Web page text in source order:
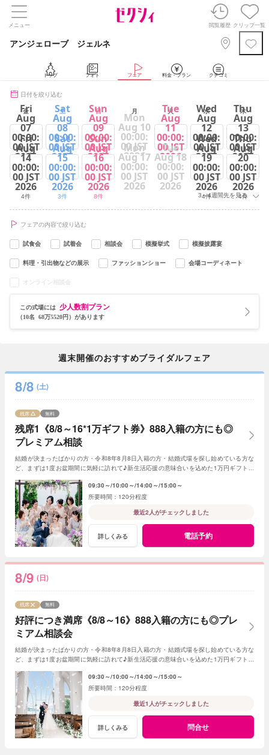
メニュー 閲覧履歴 クリップ一覧
アンジェローブ ジェルネ
トップ フォト フェア 料金・プラン クチコミ
日付を絞り込む
金 土 日 月 火 水 木
Fri
Aug
07
00:00:
00 JST
2026
4件
Sat
Aug
08
00:00:
00 JST
2026
2件
Sun
Aug
09
00:00:
00 JST
2026
2件
Mon
Aug 10
00:00:
00 JST
2026
Tue
Aug
11
00:00:
00 JST
2026
8件
Wed
Aug
12
00:00:
00 JST
2026
5件
Thu
Aug
13
00:00:
00 JST
2026
4件
Fri
Aug
14
00:00:
00 JST
2026
4件
Sat
Aug
15
00:00:
00 JST
2026
3件
Sun
Aug
16
00:00:
00 JST
2026
8件
Mon
Aug 17
00:00:
00 JST
2026
Tue
Aug 18
00:00:
00 JST
2026
Wed
Aug
19
00:00:
00 JST
2026
4件
Thu
Aug
20
00:00:
00 JST
2026
4件
3～4週間先を見る
フェアの内容で絞り込む
試食会 試着会 相談会 模擬挙式 模擬披露宴
料理・引出物などの展示 ファッションショー 会場コーディネート
オンライン相談会
この式場には 少人数割プラン
（10名 68万5520円）があります
週末開催のおすすめブライダルフェア
8/8 (土)
残席1《8/8～16*1万ギフト券》888入籍の方にも◎
プレミアム相談
残席 無料
結婚が決まったばかりの方・令和8年8月8日入籍の方・結婚式場を探し始めている方な
ど、まずは1度お盆期間に気軽に訪れて♪新生活応援の意味合いを込めた1万円ギフト券
09:30～ 10:00～ 14:00～ 15:00～
120分程度
最近2人がチェックしました
詳しくみる 電話予約
8/9 (日)
好評につき満席《8/8～16》888入籍の方にも◎プレ
ミアム相談会
残席 無料
結婚が決まったばかりの方・令和8年8月8日入籍の方・結婚式場を探し始めている方な
ど、まずは1度お盆期間に気軽に訪れて♪新生活応援の意味合いを込めた1万円ギフト券
09:30～ 10:00～ 14:00～ 15:00～
120分程度
最近1人がチェックしました
詳しくみる 問合せ